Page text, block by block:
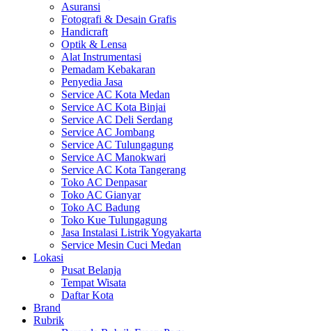
Asuransi
Fotografi & Desain Grafis
Handicraft
Optik & Lensa
Alat Instrumentasi
Pemadam Kebakaran
Penyedia Jasa
Service AC Kota Medan
Service AC Kota Binjai
Service AC Deli Serdang
Service AC Jombang
Service AC Tulungagung
Service AC Manokwari
Service AC Kota Tangerang
Toko AC Denpasar
Toko AC Gianyar
Toko AC Badung
Toko Kue Tulungagung
Jasa Instalasi Listrik Yogyakarta
Service Mesin Cuci Medan
Lokasi
Pusat Belanja
Tempat Wisata
Daftar Kota
Brand
Rubrik